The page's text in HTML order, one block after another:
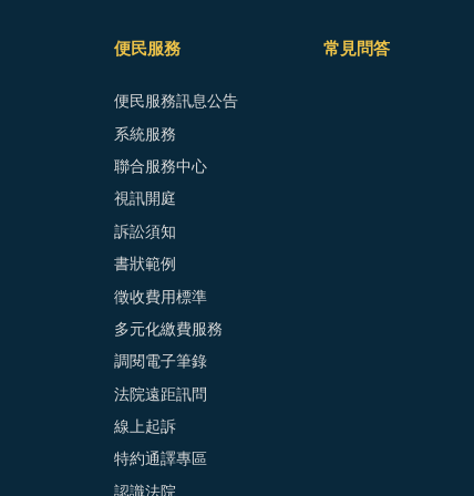
便民服務
便民服務訊息公告
系統服務
聯合服務中心
視訊開庭
訴訟須知
書狀範例
徵收費用標準
多元化繳費服務
調閱電子筆錄
法院遠距訊問
線上起訴
特約通譯專區
認識法院
常見問答